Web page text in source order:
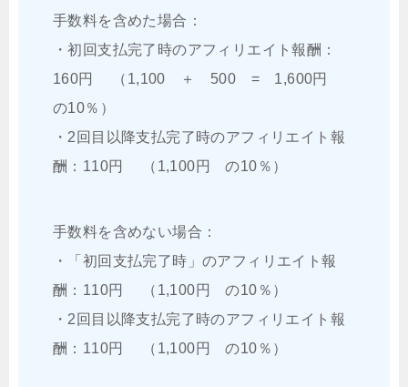
手数料を含めた場合：
・初回支払完了時のアフィリエイト報酬：
160円 （1,100 ＋ 500 = 1,600円
の10％）
・2回目以降支払完了時のアフィリエイト報
酬：110円 （1,100円 の10％）
手数料を含めない場合：
・「初回支払完了時」のアフィリエイト報
酬：110円 （1,100円 の10％）
・2回目以降支払完了時のアフィリエイト報
酬：110円 （1,100円 の10％）